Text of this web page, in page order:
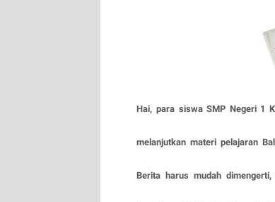
Hai, para siswa SMP Negeri 1
melanjutkan materi pelajaran
Berita harus mudah